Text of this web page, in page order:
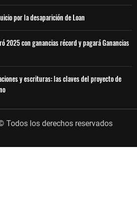
por la desaparición de Loan
2025 con ganancias récord y pagará Ganancias
y escrituras: las claves del proyecto de
Todos los derechos reservados